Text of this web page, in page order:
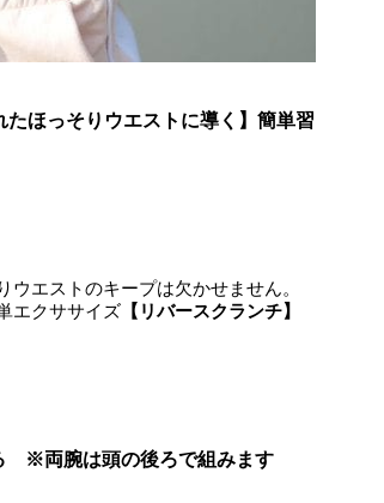
ほっそりウエストに導く】簡単習
エストのキープは欠かせません。
エクササイズ 【リバースクランチ】
※両腕は頭の後ろで組みます